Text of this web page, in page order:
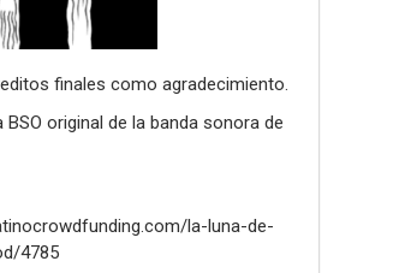
finales como agradecimiento.
BSO original de la banda sonora de
la-luna-de-
4785